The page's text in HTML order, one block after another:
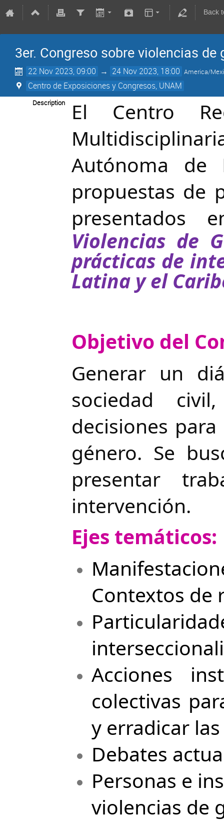
Back
3er. Congreso sobre violencias de
22 Nov 2023, 09:00 → 24 Nov 2023, 18:00 America/
Centro de Exposiciones y Congresos, UNAM
Description
El Centro
Autónoma de
propuestas de
Violencias de
prácticas de
Latina y el
Objetivo del
Generar un
sociedad
decisiones
género. Se
presentar
intervención.
Ejes temáticos:
Contextos de
Acciones
colectivas
y erradicar
Debates
Personas e
violencias de